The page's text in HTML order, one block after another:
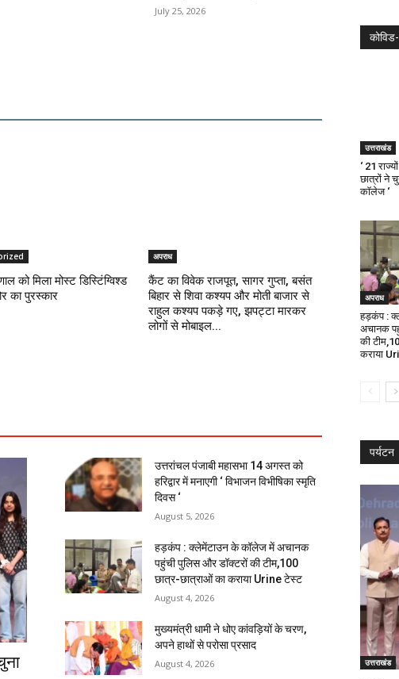
July 25, 2026
को मिला मोस्ट डिस्टिंग्विश्ड
का पुरस्कार
अपराध
कैंट का विवेक राजपूत, सागर गुप्ता, बसंत
बिहार से शिवा कश्यप और मोती बाजार से
राहुल कश्यप पकड़े गए, झपट्टा मारकर
लोगों से मोबाइल...
उत्तरांचल पंजाबी महासभा 14 अगस्त को
हरिद्वार में मनाएगी ‘ विभाजन विभीषिका स्मृति
दिवस ‘
August 5, 2026
हड़कंप : क्लेमेंटाउन के कॉलेज में अचानक
पहुंची पुलिस और डॉक्टरों की टीम,100
छात्र-छात्राओं का कराया Urine टेस्ट
August 4, 2026
मुख्यमंत्री धामी ने धोए कांवड़ियों के चरण,
अपने हाथों से परोसा प्रसाद
August 4, 2026
उत्तराखंड
‘ 21
छात्रों ने
काॅलेज ‘
अपराध
हड़कंप :
अचानक
की
कराया
पर्यटन
उत्तराखंड